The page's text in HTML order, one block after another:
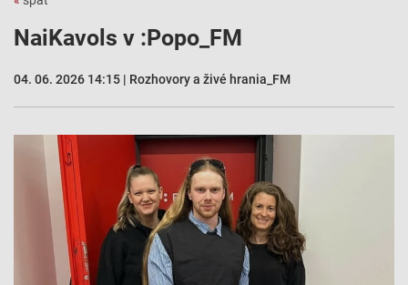
NaiKavols v :Popo_FM
04. 06. 2026 14:15 | Rozhovory a živé hrania_FM